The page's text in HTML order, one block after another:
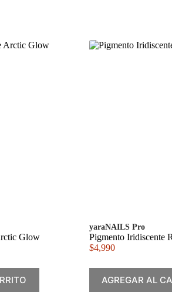
Glow
yaraNAILS Pro
Pigmento Iridiscente
$4,990
AGREGAR AL